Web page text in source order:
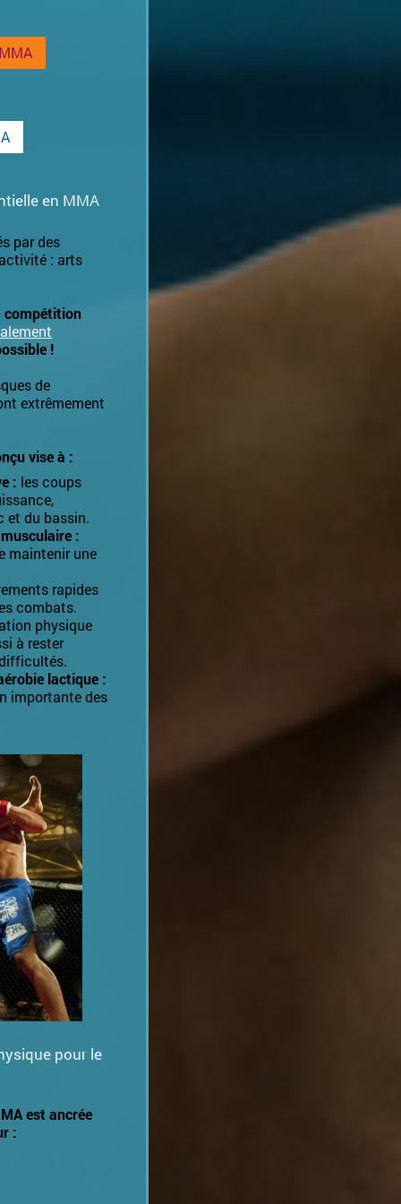
en MMA
par des
: arts
compétition
!
de
extrêmement
vise à :
: les coups
et du bassin.
:
maintenir une
rapides
combats.
physique
à rester
lactique :
importante des
pour le
est ancrée
: